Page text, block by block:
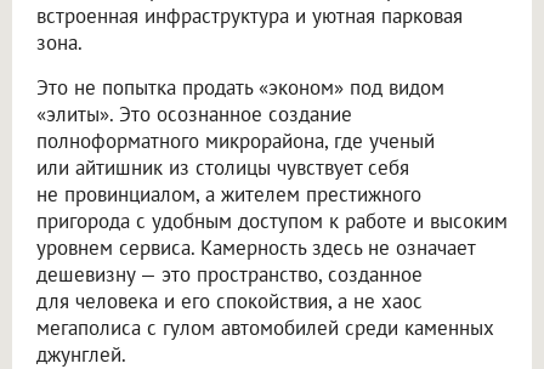
встроенная инфраструктура и уютная парковая
зона.
Это не попытка продать «эконом» под видом
«элиты». Это осознанное создание
полноформатного микрорайона, где ученый
или айтишник из столицы чувствует себя
не провинциалом, а жителем престижного
пригорода с удобным доступом к работе и высоким
уровнем сервиса. Камерность здесь не означает
дешевизну — это пространство, созданное
для человека и его спокойствия, а не хаос
мегаполиса с гулом автомобилей среди каменных
джунглей.